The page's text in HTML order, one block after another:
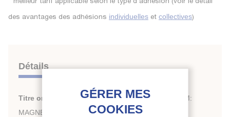
des avantages des adhésions individuelles et collectives)
Détails
Titre original :
A NEW REFRIGERATION PROBLEM:
MAGNETIC SHIELDING WITH HIGH CRITICAL